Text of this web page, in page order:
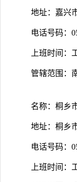
地址：嘉兴
电话号码：
上班时间：
管辖范围：
名称：桐乡
地址：桐乡
电话号码：
上班时间：